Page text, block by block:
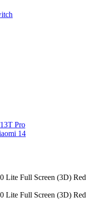
Pro
14
Lite Full Screen (3D) Red
Lite Full Screen (3D) Red